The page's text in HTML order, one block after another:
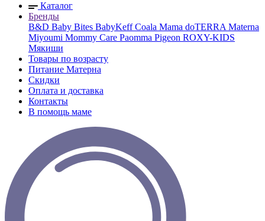
Каталог
Бренды
B&D Baby Bites BabyKeffCoala Mama doTERRA Materna
Miyoumi Mommy Care Paomma Pigeon ROXY-KIDS
Мякиши
Товары по возрасту
Питание Матерна
Скидки
Оплата и доставка
Контакты
В помощь маме